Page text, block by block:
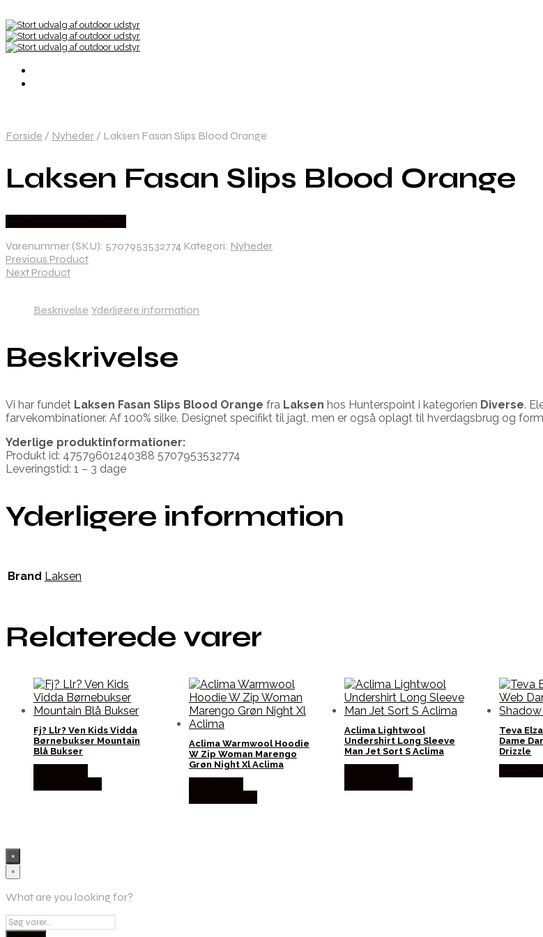
Forside / Nyheder / Laksen Fasan Slips Blood Orange
Laksen Fasan Slips Blood Orange
Varenummer (SKU): 5707953532774 Kategori: Nyheder
Previous Product
Next Product
Beskrivelse Yderligere information
Beskrivelse
Vi har fundet Laksen Fasan Slips Blood Orange fra Laksen hos Hunterspoint i kategorien Diverse.
farvekombinationer. Af 100% silke. Designet specifikt til jagt, men er også oplagt til hverdagsbrug og
Yderlige produktinformationer:
Produkt id: 47579601240388 5707953532774
Leveringstid: 1 – 3 dage
Yderligere information
Brand Laksen
Relaterede varer
Fj? Llr? Ven Kids Vidda
Børnebukser Mountain
Blå Bukser
Aclima Warmwool Hoodie
W Zip Woman Marengo
Grøn Night Xl Aclima
Aclima Lightwool
Undershirt Long Sleeve
Man Jet Sort S Aclima
Teva
Dame
Drizzle
×
×
What are you looking for?